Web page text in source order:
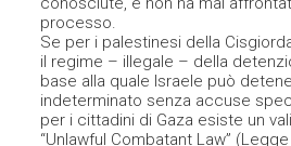
processo.
Se per i palestinesi della
il regime – illegale – della
base alla quale Israele può
indeterminato senza accuse
per i cittadini di Gaza esiste un
“Unlawful Combatant Law”